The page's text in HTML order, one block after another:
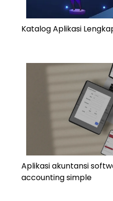
Katalog Aplikasi
Aplikasi akuntansi
accounting simple